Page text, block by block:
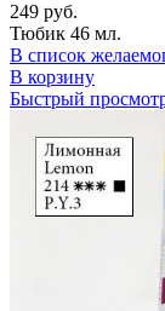
249 руб.
Тюбик 46 мл.
В список
В корзину
Быстрый